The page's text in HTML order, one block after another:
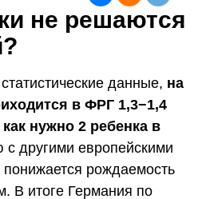
не решаются
данные, на
в ФРГ 1,3−1,4
нужно 2 ребенка в
другими европейскими
рождаемость
В итоге Германия по